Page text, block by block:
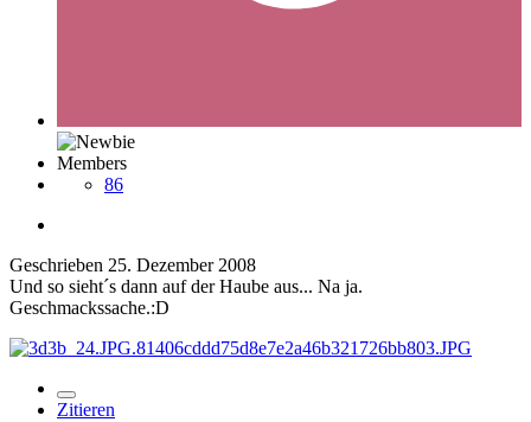
Members
86
Geschrieben 25. Dezember 2008
Und so sieht´s dann auf der Haube aus... Na ja.
Geschmackssache.:D
Zitieren